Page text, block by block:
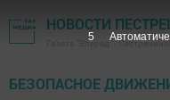
НОВОСТИ
Газета "Вперед" -
БЕЗОПАСНОЕ
4